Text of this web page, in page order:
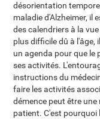
désorientation
maladie d'Alzheimer, il
des calendriers à la
plus difficile dû à
un agenda pour que le
ses activités.
instructions du
faire les activités
démence peut être
patient. C'est pourquoi